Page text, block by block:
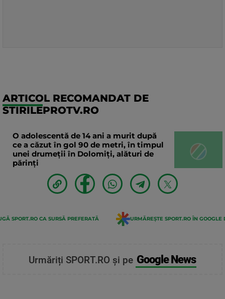
ARTICOL RECOMANDAT DE
STIRILEPROTV.RO
O adolescentă de 14 ani a murit după
ce a căzut în gol 90 de metri, în timpul
unei drumeții în Dolomiți, alături de
părinți
SPORT.RO CA SURSĂ PREFERATĂ URMĂREȘTE SPORT.RO ÎN GOOGLE
Urmăriți SPORT.RO și pe Google News